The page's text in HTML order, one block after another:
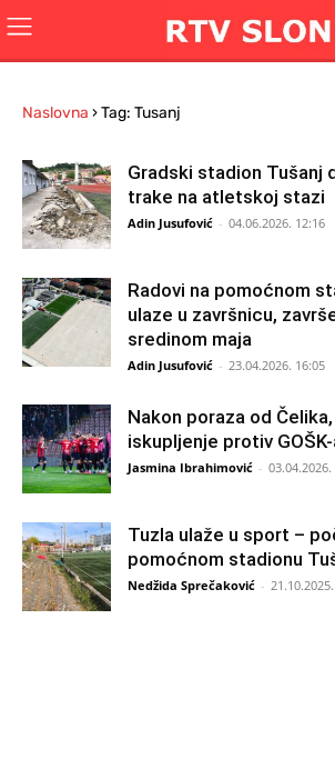
Naslovna ›Tag: Tusanj
Gradski stadion Tušanj
trake na atletskoj stazi
Adin Jusufović - 04.06.2026. 12:16
Radovi na pomoćnom
ulaze u završnicu,
sredinom maja
Adin Jusufović - 23.04.2026. 16:05
Nakon poraza od
iskupljenje protiv GOŠK-
Jasmina Ibrahimović - 03.04.2026.
Tuzla ulaže u sport –
pomoćnom stadionu
Nedžida Sprečaković -